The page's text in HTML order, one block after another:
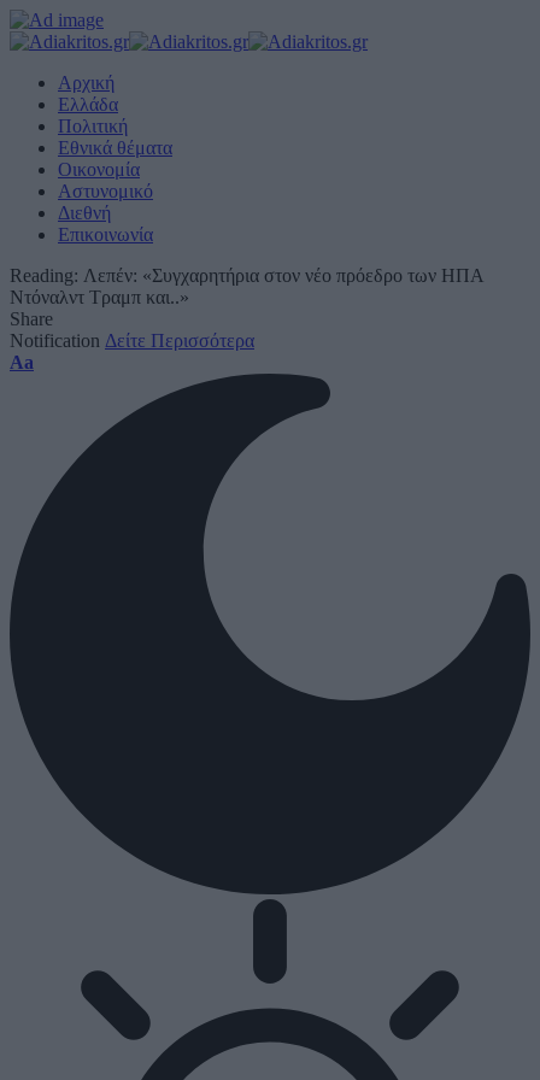
Αρχική
Ελλάδα
Πολιτική
Εθνικά θέματα
Οικονομία
Αστυνομικό
Διεθνή
Επικοινωνία
Reading: Λεπέν: «Συγχαρητήρια στον νέο πρόεδρο των ΗΠΑ
Ντόναλντ Τραμπ και..»
Share
Notification Δείτε Περισσότερα
Font
Aa